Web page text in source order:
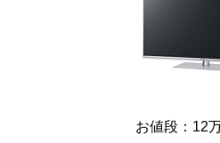
お値段：12